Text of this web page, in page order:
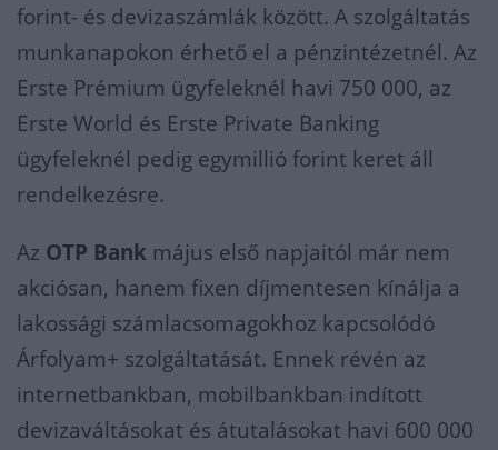
forint- és devizaszámlák között. A szolgáltatás
munkanapokon érhető el a pénzintézetnél. Az
Erste Prémium ügyfeleknél havi 750 000, az
Erste World és Erste Private Banking
ügyfeleknél pedig egymillió forint keret áll
rendelkezésre.
Az OTP Bank május első napjaitól már nem
akciósan, hanem fixen díjmentesen kínálja a
lakossági számlacsomagokhoz kapcsolódó
Árfolyam+ szolgáltatását. Ennek révén az
internetbankban, mobilbankban indított
devizaváltásokat és átutalásokat havi 600 000